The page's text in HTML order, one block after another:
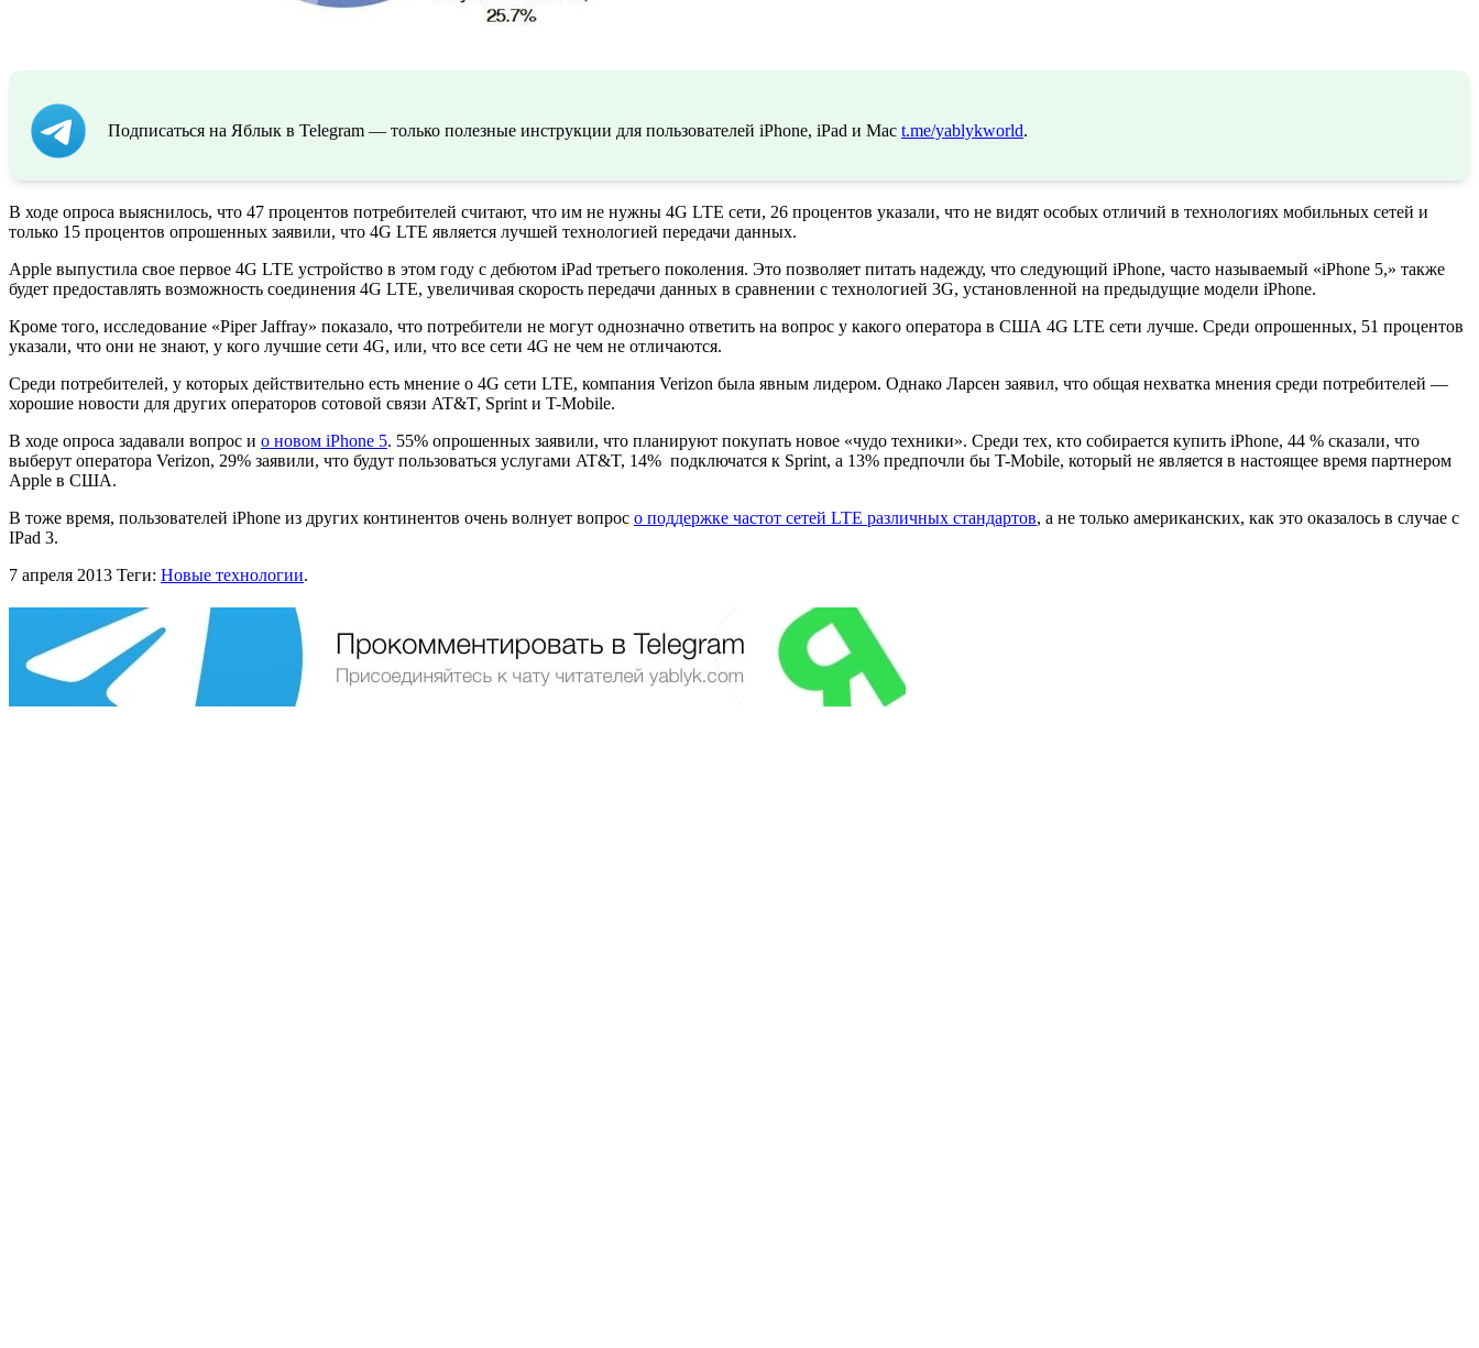
Подписаться на Яблык в Telegram — только полезные инструкции для пользователей iPhone, iPad и Mac t.me/yablykworld.
В ходе опроса выяснилось, что 47 процентов потребителей считают, что им не нужны 4G LTE сети, 26 процентов указали, что не видят особых отличий в технологиях мобильных сетей и
только 15 процентов опрошенных заявили, что 4G LTE является лучшей технологией передачи данных.
Apple выпустила свое первое 4G LTE устройство в этом году с дебютом iPad третьего поколения. Это позволяет питать надежду, что следующий iPhone, часто называемый «iPhone 5,» также
будет предоставлять возможность соединения 4G LTE, увеличивая скорость передачи данных в сравнении с технологией 3G, установленной на предыдущие модели iPhone.
Кроме того, исследование «Piper Jaffray» показало, что потребители не могут однозначно ответить на вопрос у какого оператора в США 4G LTE сети лучше. Среди опрошенных, 51 процентов
указали, что они не знают, у кого лучшие сети 4G, или, что все сети 4G не чем не отличаются.
Среди потребителей, у которых действительно есть мнение о 4G сети LTE, компания Verizon была явным лидером. Однако Ларсен заявил, что общая нехватка мнения среди потребителей —
хорошие новости для других операторов сотовой связи AT&T, Sprint и T-Mobile.
В ходе опроса задавали вопрос и о новом iPhone 5. 55% опрошенных заявили, что планируют покупать новое «чудо техники». Среди тех, кто собирается купить iPhone, 44 % сказали, что
выберут оператора Verizon, 29% заявили, что будут пользоваться услугами AT&T, 14% подключатся к Sprint, а 13% предпочли бы T-Mobile, который не является в настоящее время партнером
Apple в США.
В тоже время, пользователей iPhone из других континентов очень волнует вопрос о поддержке частот сетей LTE различных стандартов, а не только американских, как это оказалось в случае с
IPad 3.
7 апреля 2013 Теги: Новые технологии.